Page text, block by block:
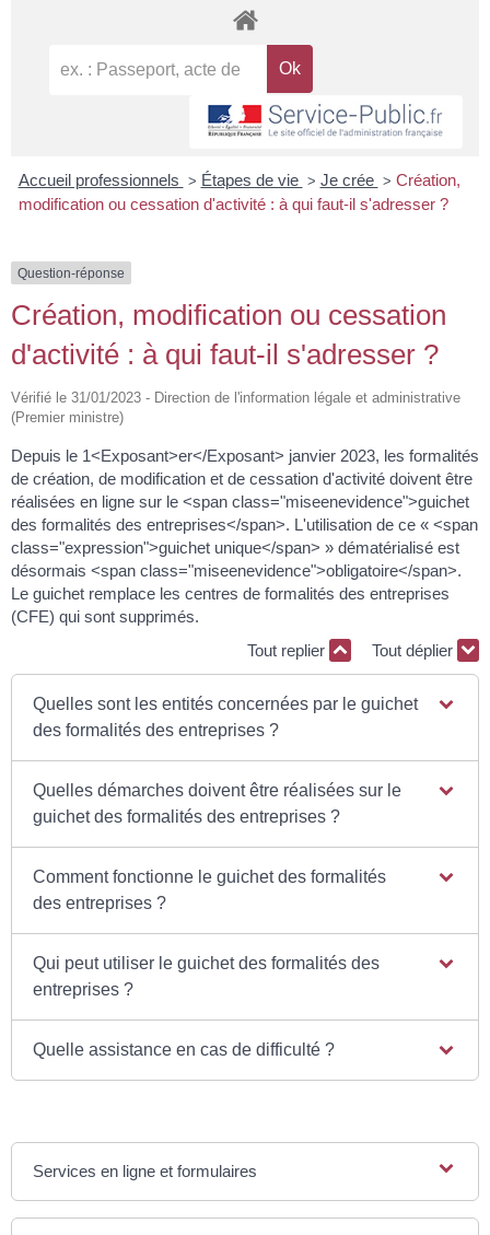
Accueil professionnels > Étapes de vie > Je crée > Création,
modification ou cessation d'activité : à qui faut-il s'adresser ?
Question-réponse
Création, modification ou cessation
d'activité : à qui faut-il s'adresser ?
Vérifié le 31/01/2023 - Direction de l'information légale et administrative
(Premier ministre)
Depuis le 1<Exposant>er</Exposant> janvier 2023, les formalités
de création, de modification et de cessation d'activité doivent être
réalisées en ligne sur le <span class="miseenevidence">guichet
des formalités des entreprises</span>. L'utilisation de ce « <span
class="expression">guichet unique</span> » dématérialisé est
désormais <span class="miseenevidence">obligatoire</span>.
Le guichet remplace les centres de formalités des entreprises
(CFE) qui sont supprimés.
Tout replier
Tout déplier
Quelles sont les entités concernées par le guichet
des formalités des entreprises ?
Quelles démarches doivent être réalisées sur le
guichet des formalités des entreprises ?
Comment fonctionne le guichet des formalités
des entreprises ?
Qui peut utiliser le guichet des formalités des
entreprises ?
Quelle assistance en cas de difficulté ?
Services en ligne et formulaires